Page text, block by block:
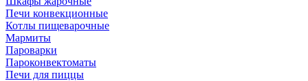
Печи конвекционные
Котлы пищеварочные
Мармиты
Пароварки
Пароконвектоматы
Печи для пиццы